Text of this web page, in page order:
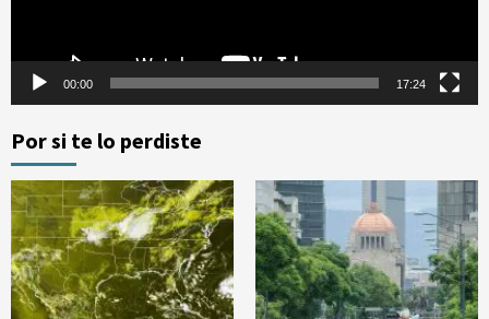
00:00 17:24
Por si te lo perdiste